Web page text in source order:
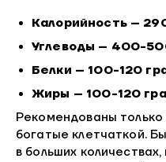
Калорийность –
Углеводы – 400-
Белки – 100-120
Жиры – 100-120
Рекомендованы
богатые клетчаткой.
в больших